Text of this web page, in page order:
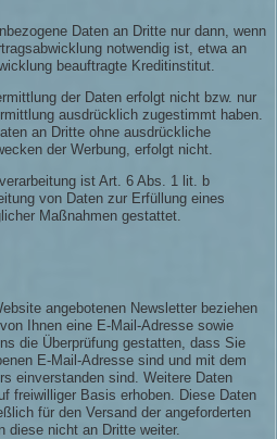
Daten an Dritte nur dann, wenn
notwendig ist, etwa an
beauftragte Kreditinstitut.
der Daten erfolgt nicht bzw. nur
ausdrücklich zugestimmt haben.
an Dritte ohne ausdrückliche
der Werbung, erfolgt nicht.
ist Art. 6 Abs. 1 lit. b
von Daten zur Erfüllung eines
Maßnahmen gestattet.
angebotenen Newsletter beziehen
Ihnen eine E-Mail-Adresse sowie
die Überprüfung gestatten, dass Sie
E-Mail-Adresse sind und mit dem
einverstanden sind. Weitere Daten
freiwilliger Basis erhoben. Diese Daten
für den Versand der angeforderten
diese nicht an Dritte weiter.